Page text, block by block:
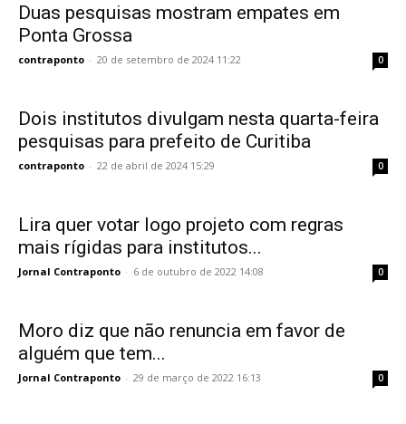
Duas pesquisas mostram empates em
Ponta Grossa
contraponto - 20 de setembro de 2024 11:22 0
Dois institutos divulgam nesta quarta-feira
pesquisas para prefeito de Curitiba
contraponto - 22 de abril de 2024 15:29 0
Lira quer votar logo projeto com regras
mais rígidas para institutos...
Jornal Contraponto - 6 de outubro de 2022 14:08 0
Moro diz que não renuncia em favor de
alguém que tem...
Jornal Contraponto - 29 de março de 2022 16:13 0